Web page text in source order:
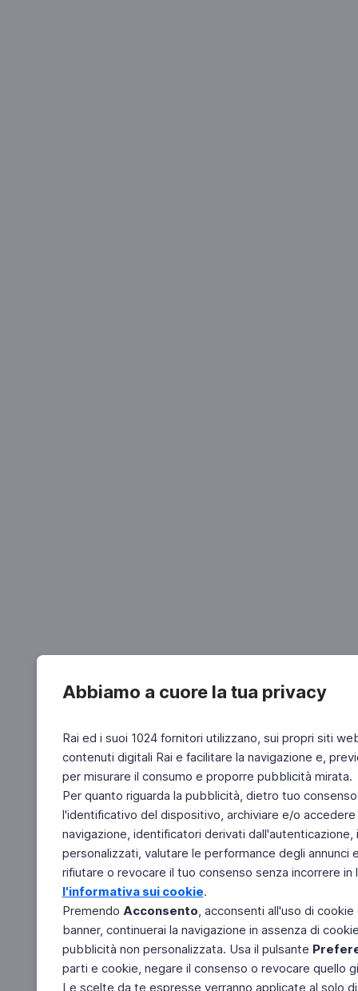
Abbiamo a cuore la tua privacy
Rai ed i suoi 1024 fornitori utilizzano, sui propri siti
contenuti digitali Rai e facilitare la navigazione e,
per misurare il consumo e proporre pubblicità mirata.
Per quanto riguarda la pubblicità, dietro tuo
l'identificativo del dispositivo, archiviare e/o
navigazione, identificatori derivati
personalizzati, valutare le performance degli
rifiutare o revocare il tuo consenso senza incorrere
l'informativa sui cookie.
Premendo Acconsento, acconsenti all'uso di
banner, continuerai la navigazione in assenza di
pubblicità non personalizzata. Usa il pulsante
parti e cookie, negare il consenso o revocare quello
Le scelte da te espresse verranno applicate al solo